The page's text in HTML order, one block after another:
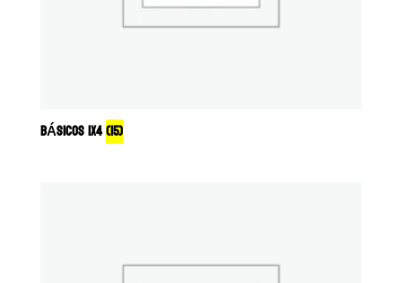
BÁSICOS 1X4(15)